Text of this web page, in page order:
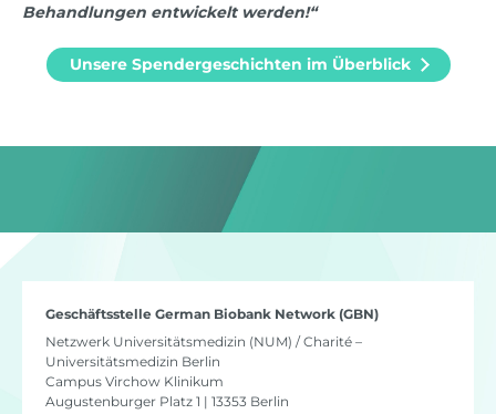
Behandlungen entwickelt werden!“
Unsere Spendergeschichten im Überblick
Geschäftsstelle German Biobank Network (GBN)
Netzwerk Universitätsmedizin (NUM) / Charité –
Universitätsmedizin Berlin
Campus Virchow Klinikum
Augustenburger Platz 1 | 13353 Berlin